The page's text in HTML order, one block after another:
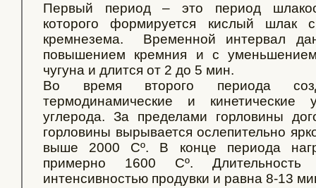
Первый период – это период
которого формируется кислый шлак
кремнезема. Временной интервал
повышением кремния и с
чугуна и длится от 2 до 5 мин.
Во время второго периода
термодинамические и кинетические
углерода. За пределами горловины
горловины вырывается ослепительно
выше 2000 Сº. В конце периода
примерно 1600 Сº. Длительность
интенсивностью продувки и равна 8-13